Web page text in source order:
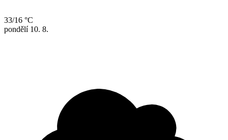
33/16 °C
pondělí 10. 8.